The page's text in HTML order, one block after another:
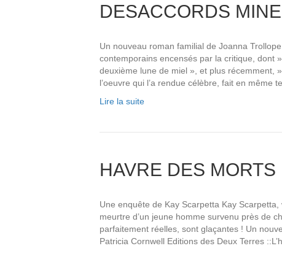
DESACCORDS
Un nouveau roman familial de Joanna
contemporains encensés par la critique, dont
deuxième lune de miel », et plus récemment,
l’oeuvre qui l’a rendue célèbre, fait en même
Lire la suite
HAVRE DES MORTS
Une enquête de Kay Scarpetta Kay
meurtre d’un jeune homme survenu près de
parfaitement réelles, sont glaçantes ! Un
Patricia Cornwell Editions des Deux Terres